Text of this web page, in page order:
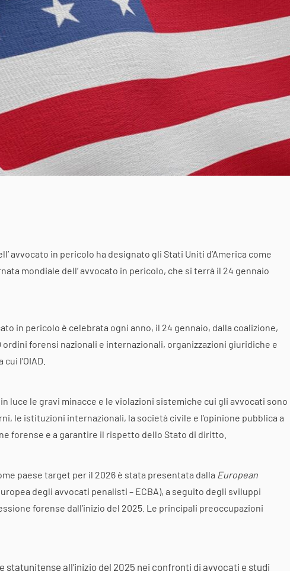
avvocato in pericolo ha designato gli Stati Uniti d’America come
mondiale dell’ avvocato in pericolo, che si terrà il 24 gennaio
in pericolo è celebrata ogni anno, il 24 gennaio, dalla coalizione,
forensi nazionali e internazionali, organizzazioni giuridiche e
l’OIAD.
luce le gravi minacce e le violazioni sistemiche cui gli avvocati sono
le istituzioni internazionali, la società civile e l’opinione pubblica a
forense e a garantire il rispetto dello Stato di diritto.
paese target per il 2026 è stata presentata dalla European
degli avvocati penalisti – ECBA), a seguito degli sviluppi
forense dall’inizio del 2025. Le principali preoccupazioni
statunitense all’inizio del 2025 nei confronti di avvocati e studi